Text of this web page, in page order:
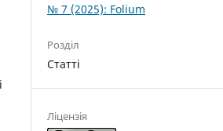
№ 7 (2025): Folium
Розділ
Статті
Ліцензія